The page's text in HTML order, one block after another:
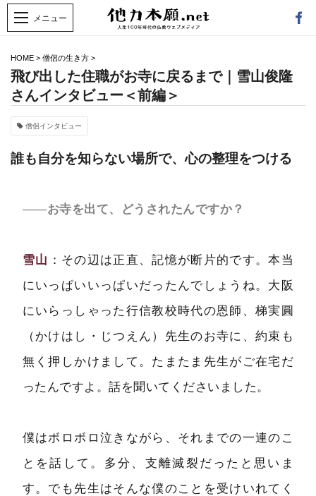
HOME > 僧侶の生き方 >
飛び出した住職がお寺に戻るまで｜雪山俊隆
さんインタビュー＜前編＞
僧侶インタビュー
誰も自分を知らない場所で、心の整理をつける
――お寺を出て、どうされたんですか？
雪山 ：その辺は正直、記憶が断片的です。本当
にいっぱいいっぱいだったんでしょうね。大阪
にいらっしゃった行信教校時代の恩師、梯実圓
（かけはし・じつえん）先生のお寺に、約束も
無く押しかけまして。たまたま先生がご在宅だ
ったんですよ。話を聞いてくださいました。
僕はボロボロ泣きながら、それまでの一連のこ
とを話して。多分、支離滅裂だったと思いま
す。でも先生はそんな僕のことを受けいれてく